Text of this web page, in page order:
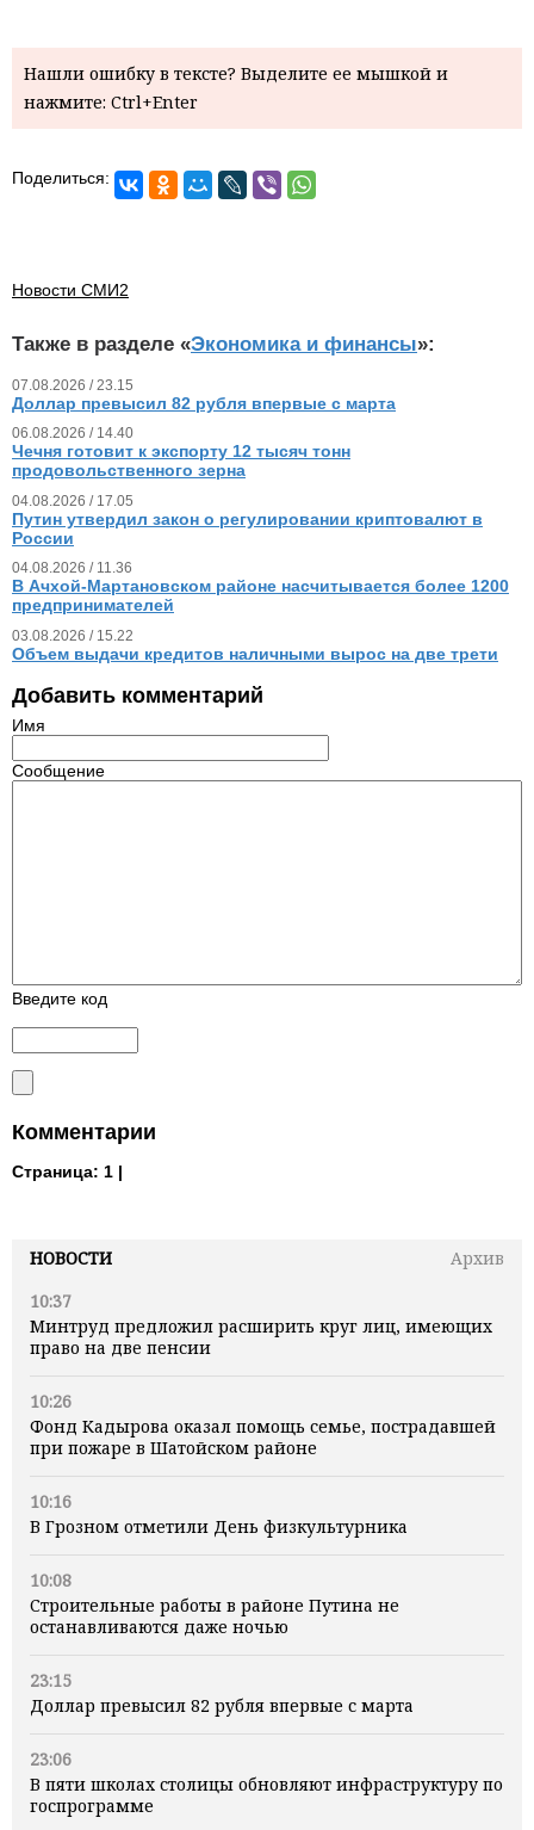
НОВОСТИ
Архив
10:37
Минтруд предложил расширить круг лиц, имеющих
право на две пенсии
10:26
Фонд Кадырова оказал помощь семье, пострадавшей
при пожаре в Шатойском районе
10:16
В Грозном отметили День физкультурника
10:08
Строительные работы в районе Путина не
останавливаются даже ночью
23:15
Доллар превысил 82 рубля впервые с марта
23:06
В пяти школах столицы обновляют инфраструктуру по
госпрограмме
Нашли ошибку в тексте? Выделите ее мышкой и
нажмите: Ctrl+Enter
Поделиться:
Новости СМИ2
Также в разделе «Экономика и финансы»:
07.08.2026 / 23.15
Доллар превысил 82 рубля впервые с марта
06.08.2026 / 14.40
Чечня готовит к экспорту 12 тысяч тонн
продовольственного зерна
04.08.2026 / 17.05
Путин утвердил закон о регулировании криптовалют в
России
04.08.2026 / 11.36
В Ачхой-Мартановском районе насчитывается более 1200
предпринимателей
03.08.2026 / 15.22
Объем выдачи кредитов наличными вырос на две трети
Добавить комментарий
Имя
Сообщение
Введите код
Комментарии
Страница: 1 |